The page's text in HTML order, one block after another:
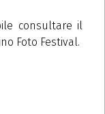
consultare il
Foto Festival.